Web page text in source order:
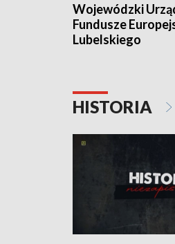
Wojewódzki
Fundusze
Lubelskiego
HISTORIA